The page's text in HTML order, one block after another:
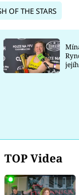
OF THE STARS
TOP Videa